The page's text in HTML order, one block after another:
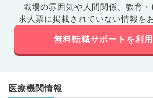
職場の雰囲気や人間関係、 教育
求人票に掲載されていない情報を
無料転職サポートを利
医療機関情報